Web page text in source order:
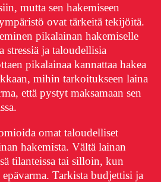
mutta sen hakemiseen
ovat tärkeitä tekijöitä.
pikalainan hakemiselle
stressiä ja taloudellisia
pikalainaa kannattaa hakea
mihin tarkoitukseen laina
että pystyt maksamaan sen
omat taloudelliset
hakemista. Vältä lainan
tilanteissa tai silloin, kun
Tarkista budjettisi ja